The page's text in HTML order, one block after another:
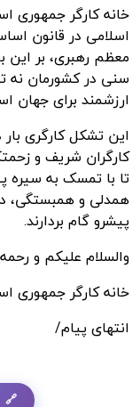
خانه کارگر جمهوری
اسلامی در قانون
معظم رهبری، بر
سنی در کشورمان نه
ارزشمند برای جهان
این تشکل کارگری
کارگران شریف و
تا با تمسک به سیره
همدلی و همبستگی،
پیشرو گام بردارند.
والسلام علیکم و رحمه
خانه کارگر جمهوری
انتهای پیام/